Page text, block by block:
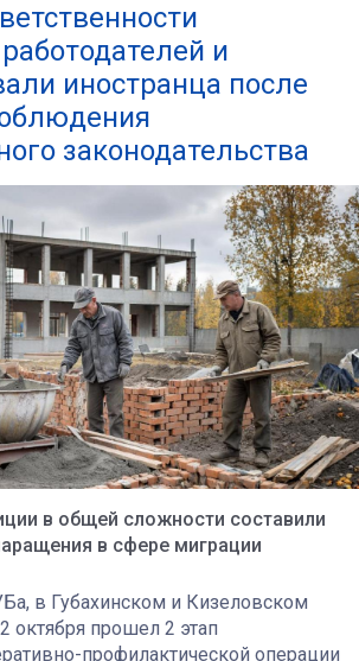
и
иностранца после
законодательства
в общей сложности составили
в сфере миграции
в Губахинском и Кизеловском
октября прошел 2 этап
профилактической операции